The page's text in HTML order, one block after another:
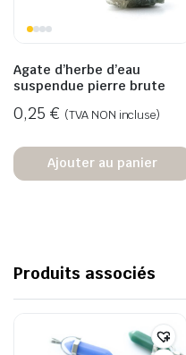
Agate d’herbe d’eau
suspendue pierre brute
0,25 € (TVA NON incluse)
Ajouter au panier
Produits associés